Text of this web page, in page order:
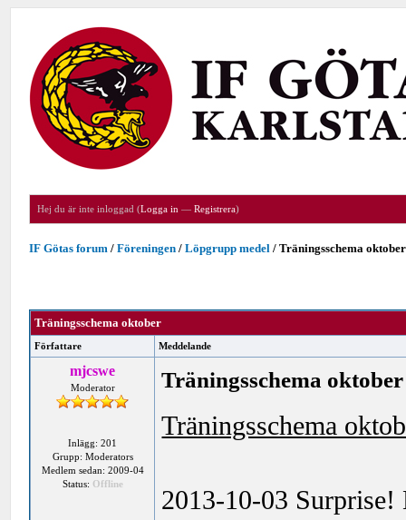
Hej du är inte inloggad (Logga in —Registrera)
IF Götas forum /Föreningen /Löpgrupp medel /Träningsschema oktober
Träningsschema oktober
Författare Meddelande
mjcswe
Moderator
Inlägg: 201
Grupp: Moderators
Medlem sedan: 2009-04
Status: Offline
Träningsschema oktober
Träningsschema
2013-10-03